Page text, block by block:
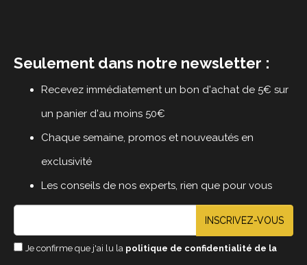
Seulement dans notre newsletter :
Recevez immédiatement un bon d'achat de 5€ sur
un panier d'au moins 50€
Chaque semaine, promos et nouveautés en
exclusivité
Les conseils de nos experts, rien que pour vous
INSCRIVEZ-VOUS
Je confirme que j'ai lu la politique de confidentialité de la